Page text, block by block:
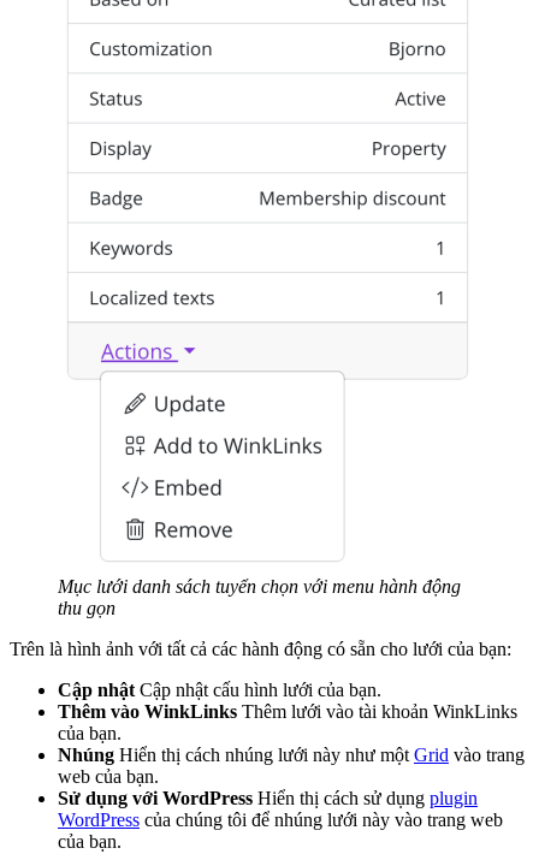
Mục lưới danh sách tuyển chọn với menu hành động
thu gọn
Trên là hình ảnh với tất cả các hành động có sẵn cho lưới của bạn:
Cập nhật Cập nhật cấu hình lưới của bạn.
Thêm vào WinkLinks Thêm lưới vào tài khoản WinkLinks
của bạn.
Nhúng Hiển thị cách nhúng lưới này như một Grid vào trang
web của bạn.
Sử dụng với WordPress Hiển thị cách sử dụng plugin
WordPress của chúng tôi để nhúng lưới này vào trang web
của bạn.